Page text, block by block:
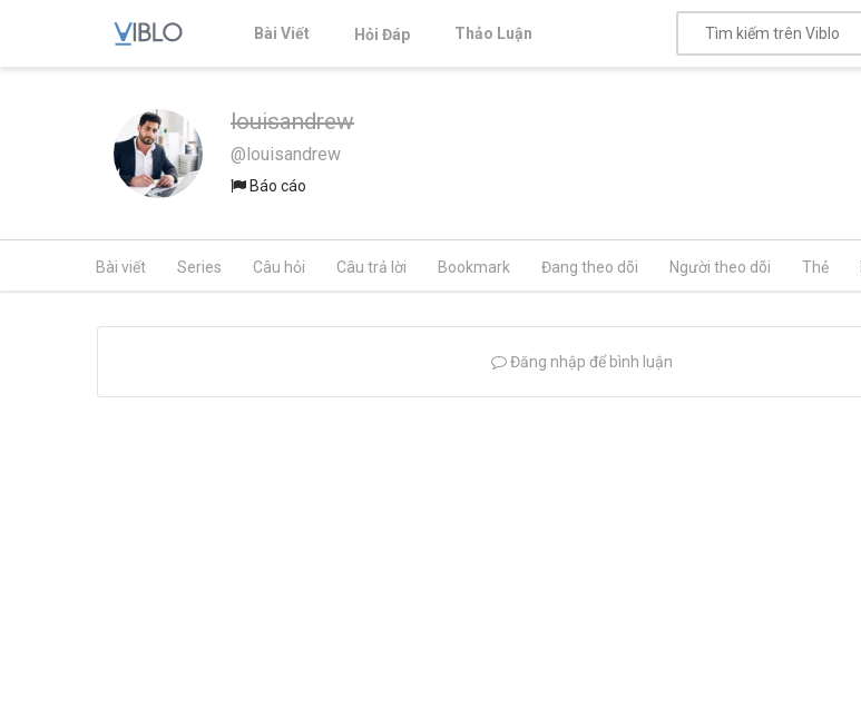
Bài Viết Hỏi Đáp Thảo Luận
louisandrew
@louisandrew
Báo cáo
Bài viết Series Câu hỏi Câu trả lời Bookmark Đang theo dõi Người theo dõi Thẻ
Đăng nhập để bình luận